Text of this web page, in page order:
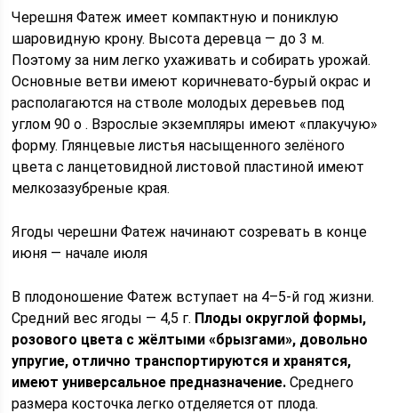
Черешня Фатеж имеет компактную и пониклую
шаровидную крону. Высота деревца — до 3 м.
Поэтому за ним легко ухаживать и собирать урожай.
Основные ветви имеют коричневато-бурый окрас и
располагаются на стволе молодых деревьев под
углом 90 о . Взрослые экземпляры имеют «плакучую»
форму. Глянцевые листья насыщенного зелёного
цвета с ланцетовидной листовой пластиной имеют
мелкозазубреные края.
Ягоды черешни Фатеж начинают созревать в конце
июня — начале июля
В плодоношение Фатеж вступает на 4–5-й год жизни.
Средний вес ягоды — 4,5 г. Плоды округлой формы,
розового цвета с жёлтыми «брызгами», довольно
упругие, отлично транспортируются и хранятся,
имеют универсальное предназначение. Среднего
размера косточка легко отделяется от плода.